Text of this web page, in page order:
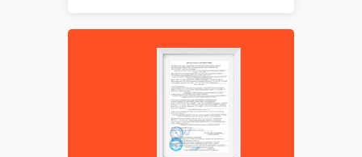
0,25 x 0,2 м: с;
поле ⌀ 4 м
Больше деталей →
Купить в 1 клик